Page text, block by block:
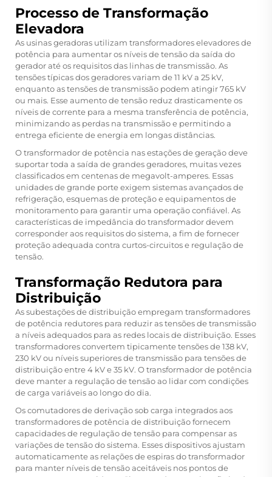
Processo de Transformação
Elevadora
As usinas geradoras utilizam transformadores elevadores de
potência para aumentar os níveis de tensão da saída do
gerador até os requisitos das linhas de transmissão. As
tensões típicas dos geradores variam de 11 kV a 25 kV,
enquanto as tensões de transmissão podem atingir 765 kV
ou mais. Esse aumento de tensão reduz drasticamente os
níveis de corrente para a mesma transferência de potência,
minimizando as perdas na transmissão e permitindo a
entrega eficiente de energia em longas distâncias.
O transformador de potência nas estações de geração deve
suportar toda a saída de grandes geradores, muitas vezes
classificados em centenas de megavolt-amperes. Essas
unidades de grande porte exigem sistemas avançados de
refrigeração, esquemas de proteção e equipamentos de
monitoramento para garantir uma operação confiável. As
características de impedância do transformador devem
corresponder aos requisitos do sistema, a fim de fornecer
proteção adequada contra curtos-circuitos e regulação de
tensão.
Transformação Redutora para
Distribuição
As subestações de distribuição empregam transformadores
de potência redutores para reduzir as tensões de transmissão
a níveis adequados para as redes locais de distribuição. Esses
transformadores convertem tipicamente tensões de 138 kV,
230 kV ou níveis superiores de transmissão para tensões de
distribuição entre 4 kV e 35 kV. O transformador de potência
deve manter a regulação de tensão ao lidar com condições
de carga variáveis ao longo do dia.
Os comutadores de derivação sob carga integrados aos
transformadores de potência de distribuição fornecem
capacidades de regulação de tensão para compensar as
variações de tensão do sistema. Esses dispositivos ajustam
automaticamente as relações de espiras do transformador
para manter níveis de tensão aceitáveis nos pontos de